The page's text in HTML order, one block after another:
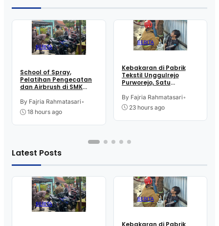
BERITA
School of Spray,
Pelatihan Pengecatan
dan Airbrush di SMK
Kutoarjo
By Fajria Rahmatasari•
18 hours ago
BERITA
Kebakaran di Pabrik
Tekstil Unggulrejo
Purworejo, Satu
Tulang, Petugas
Damkar Sesak Nafas
By Fajria Rahmatasari•
23 hours ago
Latest Posts
BERITA
BERITA